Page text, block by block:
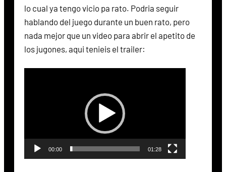
lo cual ya tengo vicio pa rato. Podria seguir
hablando del juego durante un buen rato, pero
nada mejor que un video para abrir el apetito de
los jugones, aqui tenieis el trailer:
00:00 01:28